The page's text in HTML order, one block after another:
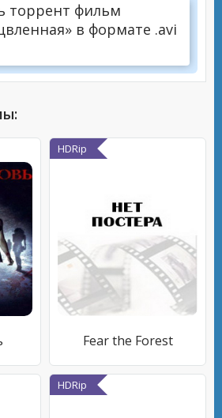
торрент фильм
в формате .avi
HDRip
Fear the Forest
HDRip